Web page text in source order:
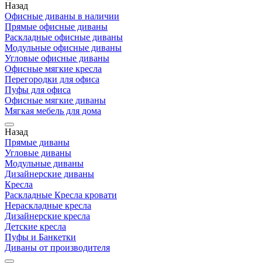
Назад
Офисные диваны в наличии
Прямые офисные диваны
Раскладные офисные диваны
Модульные офисные диваны
Угловые офисные диваны
Офисные мягкие кресла
Перегородки для офиса
Пуфы для офиса
Офисные мягкие диваны
Мягкая мебель для дома
Назад
Прямые диваны
Угловые диваны
Модульные диваны
Дизайнерские диваны
Кресла
Раскладные Кресла кровати
Нераскладные кресла
Дизайнерские кресла
Детские кресла
Пуфы и Банкетки
Диваны от производителя